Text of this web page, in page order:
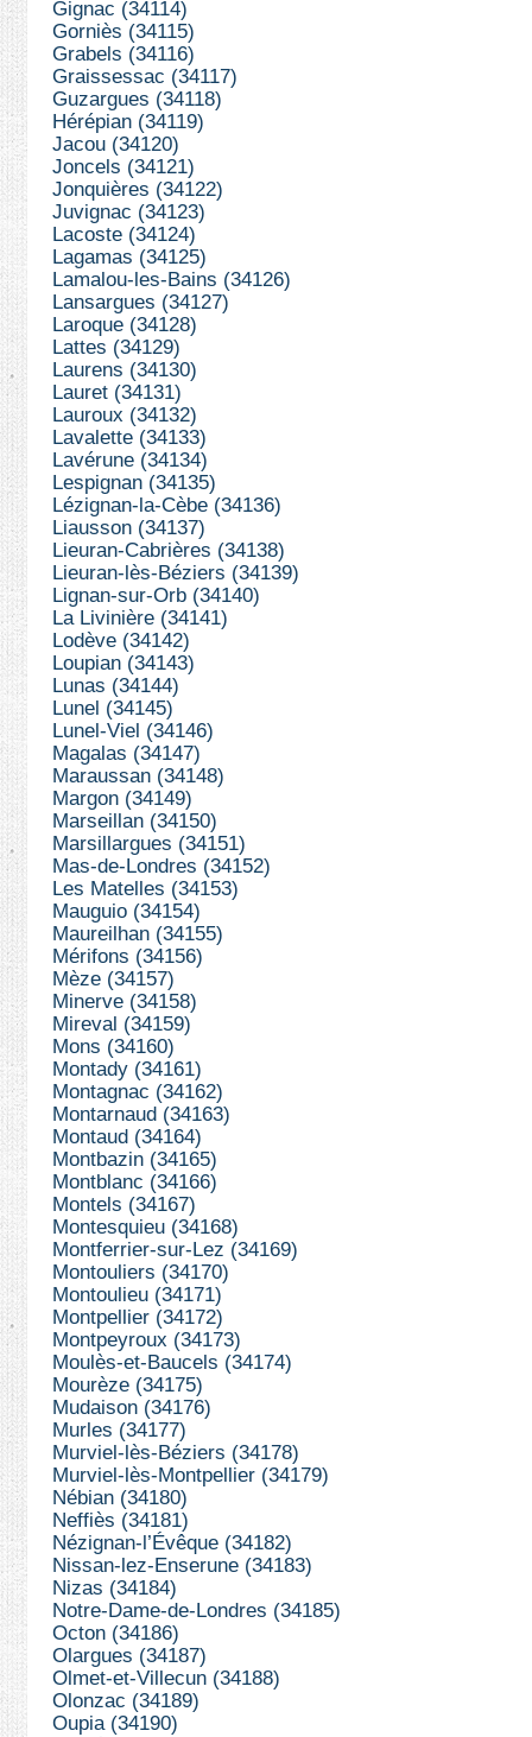
Gignac (34114)
Gorniès (34115)
Grabels (34116)
Graissessac (34117)
Guzargues (34118)
Hérépian (34119)
Jacou (34120)
Joncels (34121)
Jonquières (34122)
Juvignac (34123)
Lacoste (34124)
Lagamas (34125)
Lamalou-les-Bains (34126)
Lansargues (34127)
Laroque (34128)
Lattes (34129)
Laurens (34130)
Lauret (34131)
Lauroux (34132)
Lavalette (34133)
Lavérune (34134)
Lespignan (34135)
Lézignan-la-Cèbe (34136)
Liausson (34137)
Lieuran-Cabrières (34138)
Lieuran-lès-Béziers (34139)
Lignan-sur-Orb (34140)
La Livinière (34141)
Lodève (34142)
Loupian (34143)
Lunas (34144)
Lunel (34145)
Lunel-Viel (34146)
Magalas (34147)
Maraussan (34148)
Margon (34149)
Marseillan (34150)
Marsillargues (34151)
Mas-de-Londres (34152)
Les Matelles (34153)
Mauguio (34154)
Maureilhan (34155)
Mérifons (34156)
Mèze (34157)
Minerve (34158)
Mireval (34159)
Mons (34160)
Montady (34161)
Montagnac (34162)
Montarnaud (34163)
Montaud (34164)
Montbazin (34165)
Montblanc (34166)
Montels (34167)
Montesquieu (34168)
Montferrier-sur-Lez (34169)
Montouliers (34170)
Montoulieu (34171)
Montpellier (34172)
Montpeyroux (34173)
Moulès-et-Baucels (34174)
Mourèze (34175)
Mudaison (34176)
Murles (34177)
Murviel-lès-Béziers (34178)
Murviel-lès-Montpellier (34179)
Nébian (34180)
Neffiès (34181)
Nézignan-l’Évêque (34182)
Nissan-lez-Enserune (34183)
Nizas (34184)
Notre-Dame-de-Londres (34185)
Octon (34186)
Olargues (34187)
Olmet-et-Villecun (34188)
Olonzac (34189)
Oupia (34190)